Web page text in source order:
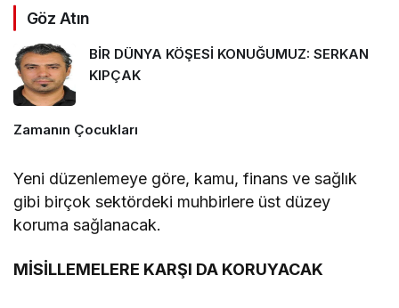
Göz Atın
BİR DÜNYA KÖŞESİ KONUĞUMUZ: SERKAN
KIPÇAK
Zamanın Çocukları
Yeni düzenlemeye göre, kamu, finans ve sağlık
gibi birçok sektördeki muhbirlere üst düzey
koruma sağlanacak.
MİSİLLEMELERE KARŞI DA KORUYACAK